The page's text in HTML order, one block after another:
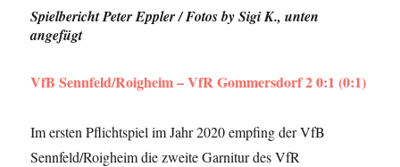
Spielbericht Peter Eppler / Fotos by Sigi K., unten
angefügt
VfB Sennfeld/Roigheim – VfR Gommersdorf 2 0:1 (0:1)
Im ersten Pflichtspiel im Jahr 2020 empfing der VfB
Sennfeld/Roigheim die zweite Garnitur des VfR